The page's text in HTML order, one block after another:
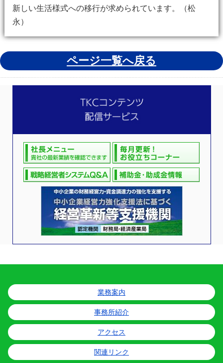
新しい生活様式への移行が求められています。（松
永）
ページ一覧へ戻る
業務案内
事務所紹介
アクセス
関連リンク